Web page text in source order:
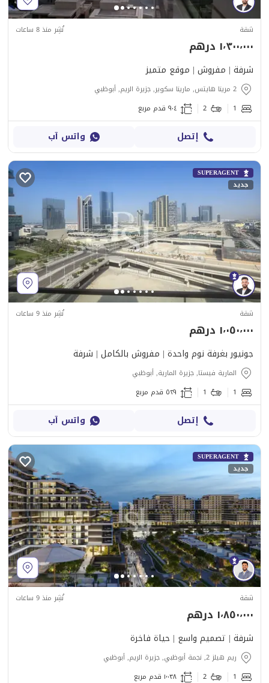
شقة نُشِر منذ 8 ساعات
١٬٣٠٠٬٠٠٠ درهم
شرفة | مفروش | موقع متميز
2 مرينا هايتس, مارينا سكوير, جزيرة الريم, أبوظبي
1
2 ٩٠٤ قدم مربع
إتصل واتس آب
SUPERAGENT
جديد
شقة نُشِر منذ 9 ساعات
١٬٠٥٠٬٠٠٠ درهم
جونيور بغرفة نوم واحدة | مفروش بالكامل | شرفة
المارية فيستا, جزيرة المارية, أبوظبي
1
1 ٥٢٩ قدم مربع
إتصل واتس آب
SUPERAGENT
جديد
شقة نُشِر منذ 9 ساعات
١٬٨٥٠٬٠٠٠ درهم
شرفة | تصميم واسع | حياة فاخرة
ريم هيلز 2, نجمة أبوظبي, جزيرة الريم, أبوظبي
1
2 ١٬٠٣٨ قدم مربع